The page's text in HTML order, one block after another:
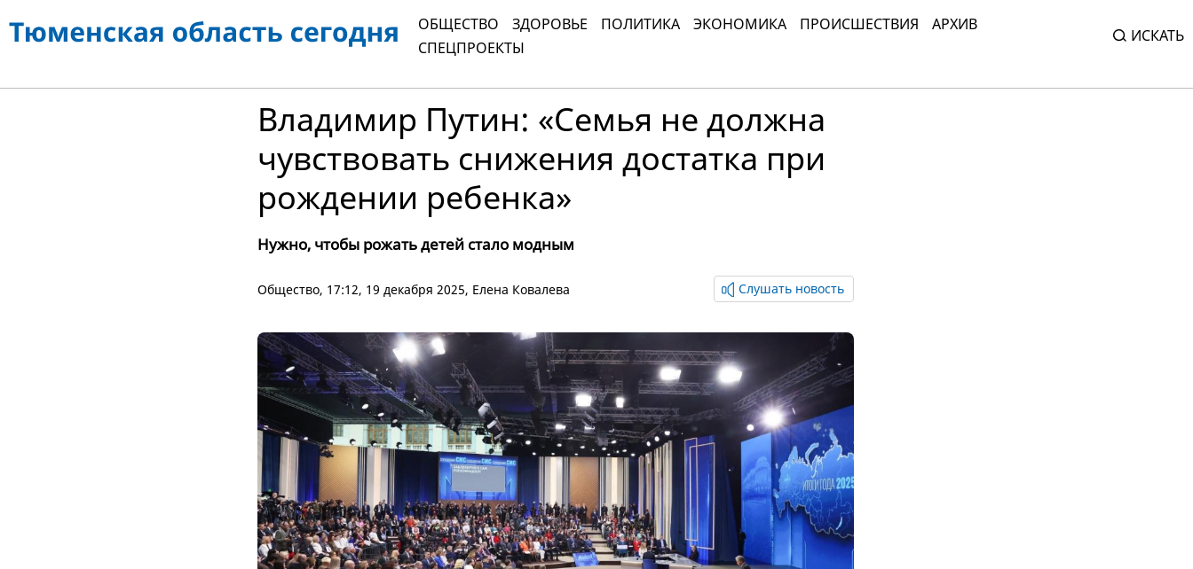
ОБЩЕСТВО ЗДОРОВЬЕ ПОЛИТИКА ЭКОНОМИКА ПРОИСШЕСТВИЯ
АРХИВ
СПЕЦПРОЕКТЫ
ИСКАТЬ
Владимир Путин: «Семья не должна
чувствовать снижения достатка при
рождении ребенка»
Нужно, чтобы рожать детей стало модным
Общество, 17:12, 19 декабря 2025, Елена Ковалева Слушать новость